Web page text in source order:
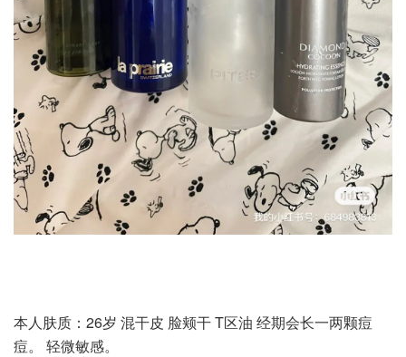
本人肤质：26岁 混干皮 脸颊干 T区油 经期会长一两颗痘
痘。 轻微敏感。